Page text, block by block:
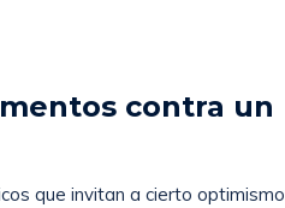
contra un
que invitan a cierto optimismo